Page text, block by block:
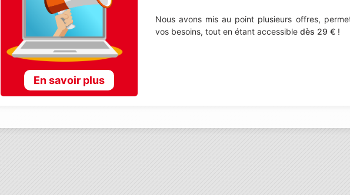
En savoir plus
Nous avons mis au point plusieurs offres,
vos besoins, tout en étant accessibledès 29 € !